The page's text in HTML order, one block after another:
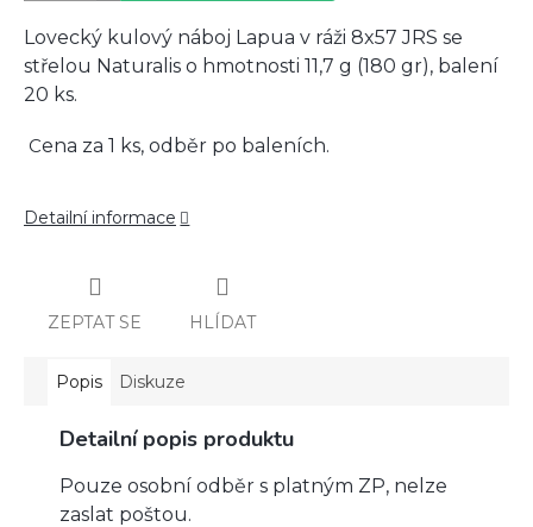
Lovecký kulový náboj Lapua v ráži 8x57 JRS se
střelou Naturalis o hmotnosti 11,7 g (180 gr), balení
20 ks.
Cena za 1 ks, odběr po baleních.
Detailní informace
ZEPTAT SE HLÍDAT
Popis Diskuze
Detailní popis produktu
Pouze osobní odběr s platným ZP, nelze
zaslat poštou.